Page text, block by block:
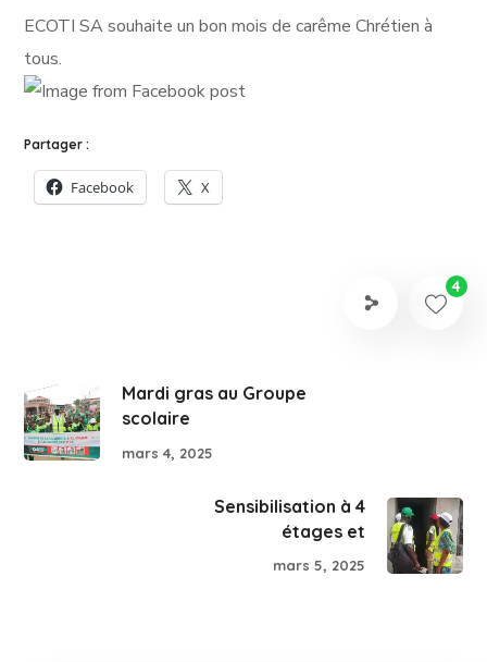
ECOTI SA souhaite un bon mois de carême Chrétien à
tous.
Partager :
Facebook X
4
Mardi gras au Groupe
scolaire
mars 4, 2025
Sensibilisation à 4
étages et
mars 5, 2025